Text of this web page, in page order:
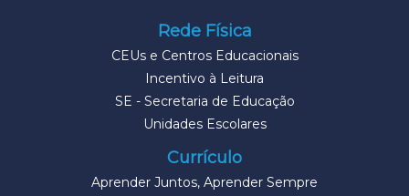
Rede Física
CEUs e Centros Educacionais
Incentivo à Leitura
SE - Secretaria de Educação
Unidades Escolares
Currículo
Aprender Juntos, Aprender Sempre